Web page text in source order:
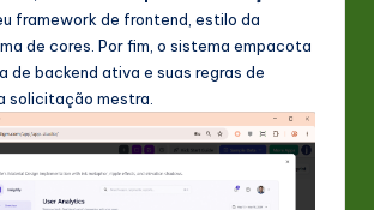
framework de frontend, estilo da
de cores. Por fim, o sistema empacota
de backend ativa e suas regras de
solicitação mestra.